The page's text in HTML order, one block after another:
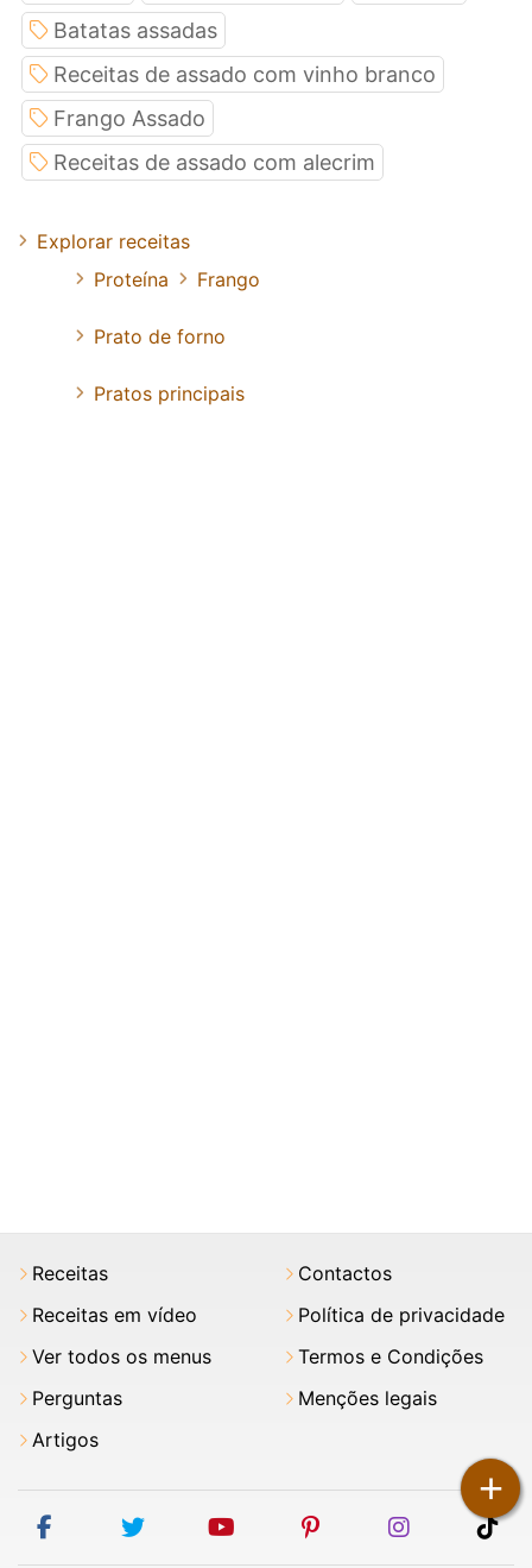
+
Batatas assadas
Receitas de assado com vinho branco
Frango Assado
Receitas de assado com alecrim
Explorar receitas
Proteína
Frango
Prato de forno
Pratos principais
Receitas
Receitas em vídeo
Ver todos os menus
Perguntas
Artigos
Contactos
Política de privacidade
Termos e Condições
Menções legais
facebooktwitter youtubepinterestinstagram